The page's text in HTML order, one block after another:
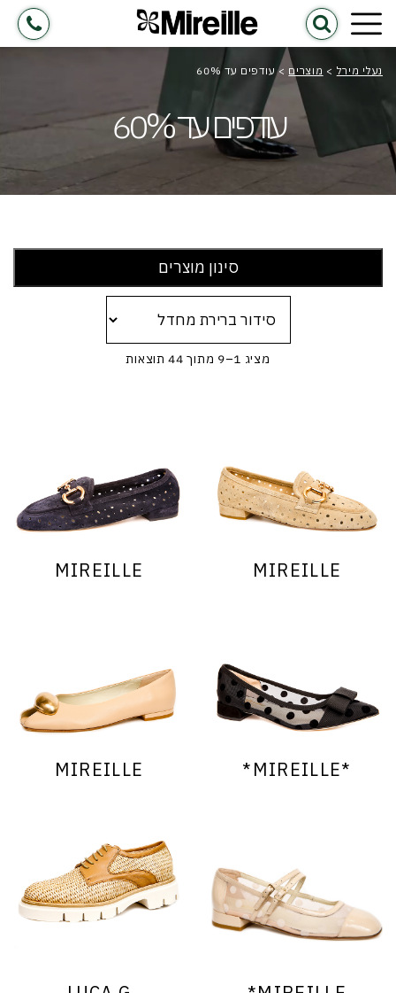
נעלי מירל > מוצרים > עודפים עד 60%
עודפים עד 60%
סינון מוצרים
מציג 1–9 מתוך 44 תוצאות
MIREILLE
MIREILLE
*MIREILLE*
MIREILLE